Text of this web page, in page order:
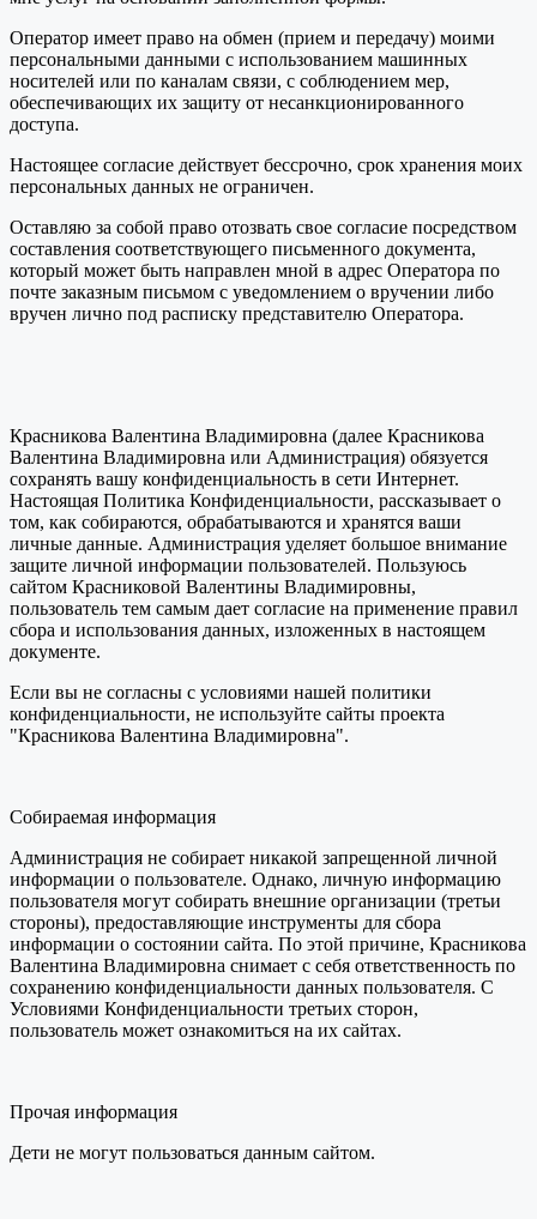
Оператор имеет право на обмен (прием и передачу) моими
персональными данными с использованием машинных
носителей или по каналам связи, с соблюдением мер,
обеспечивающих их защиту от несанкционированного
доступа.
Настоящее согласие действует бессрочно, срок хранения моих
персональных данных не ограничен.
Оставляю за собой право отозвать свое согласие посредством
составления соответствующего письменного документа,
который может быть направлен мной в адрес Оператора по
почте заказным письмом с уведомлением о вручении либо
вручен лично под расписку представителю Оператора.
Красникова Валентина Владимировна (далее Красникова
Валентина Владимировна или Администрация) обязуется
сохранять вашу конфиденциальность в сети Интернет.
Настоящая Политика Конфиденциальности, рассказывает о
том, как собираются, обрабатываются и хранятся ваши
личные данные. Администрация уделяет большое внимание
защите личной информации пользователей. Пользуюсь
сайтом Красниковой Валентины Владимировны,
пользователь тем самым дает согласие на применение правил
сбора и использования данных, изложенных в настоящем
документе.
Если вы не согласны с условиями нашей политики
конфиденциальности, не используйте сайты проекта
"Красникова Валентина Владимировна".
Собираемая информация
Администрация не собирает никакой запрещенной личной
информации о пользователе. Однако, личную информацию
пользователя могут собирать внешние организации (третьи
стороны), предоставляющие инструменты для сбора
информации о состоянии сайта. По этой причине, Красникова
Валентина Владимировна снимает с себя ответственность по
сохранению конфиденциальности данных пользователя. С
Условиями Конфиденциальности третьих сторон,
пользователь может ознакомиться на их сайтах.
Прочая информация
Дети не могут пользоваться данным сайтом.